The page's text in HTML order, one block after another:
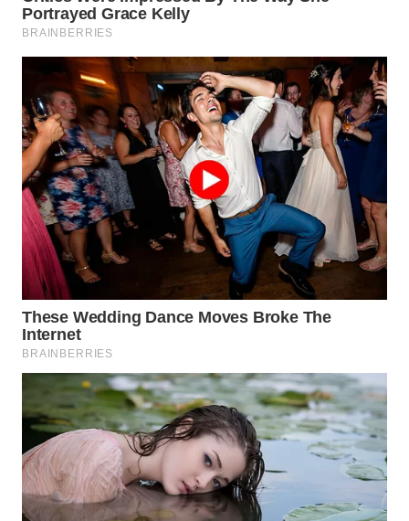
PRIANGAN
TIMUR
WN
SEMARANG
WN
SOLO
WN
BOROBUDUR
WN
MADURA
WN
SURABAYA
WN
NATUNA